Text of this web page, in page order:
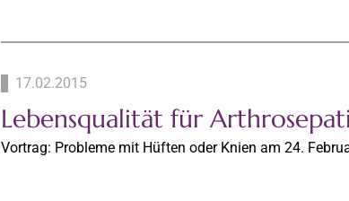
17.02.2015
Lebensqualität für
Vortrag: Probleme mit Hüften oder Knien am 24.